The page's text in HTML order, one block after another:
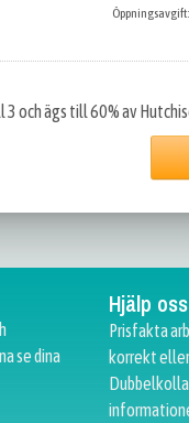
Öppningsavgift:
och ägs till 60% av
se dina
Hjälp
Prisfakta
korrekt